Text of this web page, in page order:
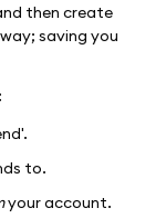
then create
saving you
to.
your account.